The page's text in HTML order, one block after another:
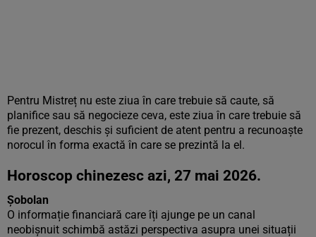
Pentru Mistreț nu este ziua în care trebuie să caute, să
planifice sau să negocieze ceva, este ziua în care trebuie să
fie prezent, deschis și suficient de atent pentru a recunoaște
norocul în forma exactă în care se prezintă la el.
Horoscop chinezesc azi, 27 mai 2026.
Șobolan
O informație financiară care îți ajunge pe un canal
neobișnuit schimbă astăzi perspectiva asupra unei situații